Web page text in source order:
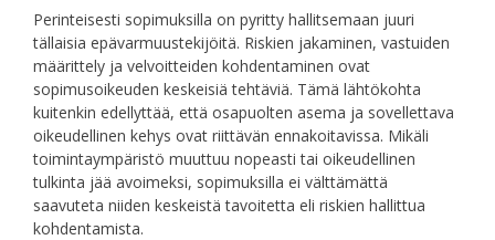
Perinteisesti sopimuksilla on pyritty hallitsemaan juuri
tällaisia epävarmuustekijöitä. Riskien jakaminen, vastuiden
määrittely ja velvoitteiden kohdentaminen ovat
sopimusoikeuden keskeisiä tehtäviä. Tämä lähtökohta
kuitenkin edellyttää, että osapuolten asema ja sovellettava
oikeudellinen kehys ovat riittävän ennakoitavissa. Mikäli
toimintaympäristö muuttuu nopeasti tai oikeudellinen
tulkinta jää avoimeksi, sopimuksilla ei välttämättä
saavuteta niiden keskeistä tavoitetta eli riskien hallittua
kohdentamista.